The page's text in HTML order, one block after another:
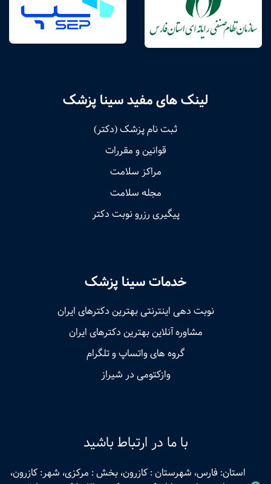
لینک های مفید سینا پزشک
ثبت نام پزشک (دکتر)
قوانین و مقررات
مراکز سلامت
مجله سلامت
پیگیری رزرو نوبت دکتر
خدمات سینا پزشک
نوبت‌ دهی اینترنتی بهترین دکترهای ایران
مشاوره آنلاین بهترین دکترهای ایران
گروه های واتساپ و تلگرام
وازکتومی در شیراز
با ما در ارتباط باشید
استان: فارس، شهرستان : کازرون، بخش : مرکزی، شهر: کازرون،